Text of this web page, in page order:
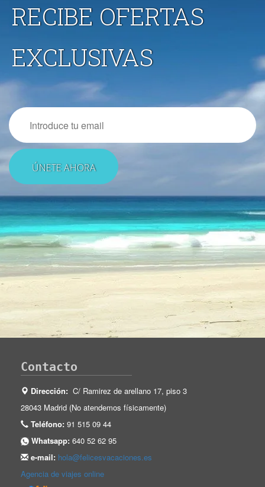
RECIBE OFERTAS
EXCLUSIVAS
Email
Contacto
Dirección: C/ Ramirez de arellano 17, piso 3
28043 Madrid (No atendemos físicamente)
Teléfono: 91 515 09 44
Whatsapp: 640 52 62 95
e-mail: hola@felicesvacaciones.es
Agencia de viajes online